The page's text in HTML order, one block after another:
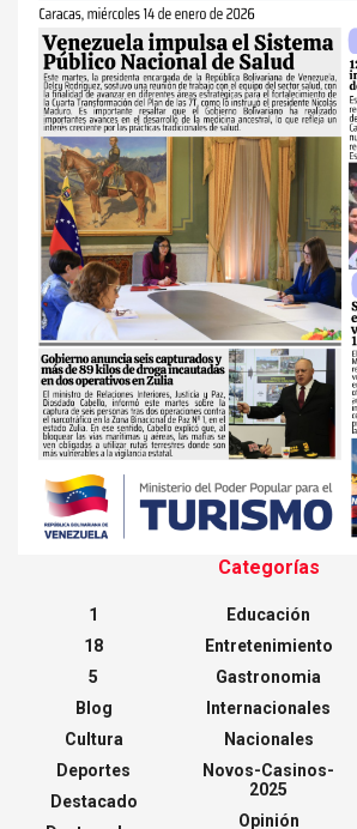
Categorías
1
18
5
Blog
Cultura
Deportes
Destacado
Educación
Entretenimiento
Gastronomia
Internacionales
Nacionales
Novos-Casinos-
2025
Opinión